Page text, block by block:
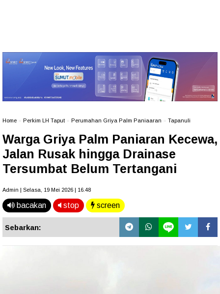
Home Perkim LH Taput Perumahan Griya Palm Paniaaran Tapanuli
Warga Griya Palm Paniaran Kecewa,
Jalan Rusak hingga Drainase
Tersumbat Belum Tertangani
Admin | Selasa, 19 Mei 2026 | 16.48
bacakan stop screen
Sebarkan: